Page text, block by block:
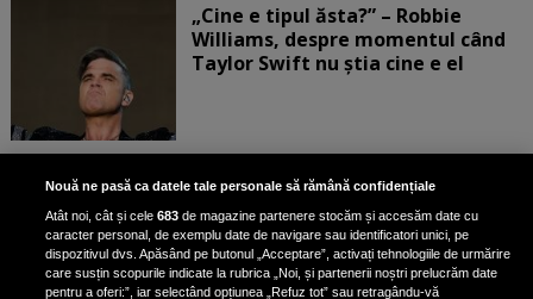
„Cine e tipul ăsta?” – Robbie
Williams, despre momentul când
Taylor Swift nu știa cine e el
Bruce Dickinson, solistul trupei
Iron Maiden, şi-a arătat talentul
de scrimer la un concurs în Franţa
Nouă ne pasă ca datele tale personale să rămână confidențiale
Atât noi, cât și cele683 de magazine partenere stocăm și accesăm date cu
caracter personal, de exemplu date de navigare sau identificatori unici, pe
dispozitivul dvs. Apăsând pe butonul „Acceptare”, activați tehnologiile de urmărire
care susțin scopurile indicate la rubrica „Noi, și partenerii noștri prelucrăm date
pentru a oferi:”, iar selectând opțiunea „Refuz tot” sau retragându-vă